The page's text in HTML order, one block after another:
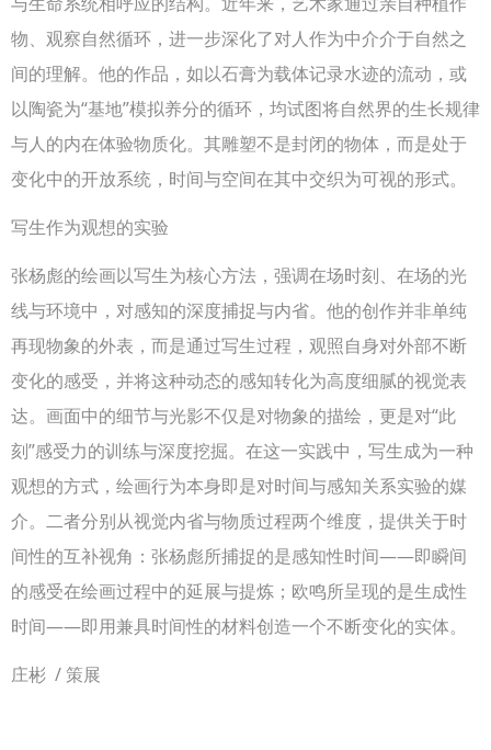
物、观察自然循环，进一步深化了对人作为中介介于自然之
间的理解。他的作品，如以石膏为载体记录水迹的流动，或
以陶瓷为“基地”模拟养分的循环，均试图将自然界的生长规律
与人的内在体验物质化。其雕塑不是封闭的物体，而是处于
变化中的开放系统，时间与空间在其中交织为可视的形式。
写生作为观想的实验
张杨彪的绘画以写生为核心方法，强调在场时刻、在场的光
线与环境中，对感知的深度捕捉与内省。他的创作并非单纯
再现物象的外表，而是通过写生过程，观照自身对外部不断
变化的感受，并将这种动态的感知转化为高度细腻的视觉表
达。画面中的细节与光影不仅是对物象的描绘，更是对“此
刻”感受力的训练与深度挖掘。在这一实践中，写生成为一种
观想的方式，绘画行为本身即是对时间与感知关系实验的媒
介。二者分别从视觉内省与物质过程两个维度，提供关于时
间性的互补视角：张杨彪所捕捉的是感知性时间——即瞬间
的感受在绘画过程中的延展与提炼；欧鸣所呈现的是生成性
时间——即用兼具时间性的材料创造一个不断变化的实体。
庄彬 / 策展